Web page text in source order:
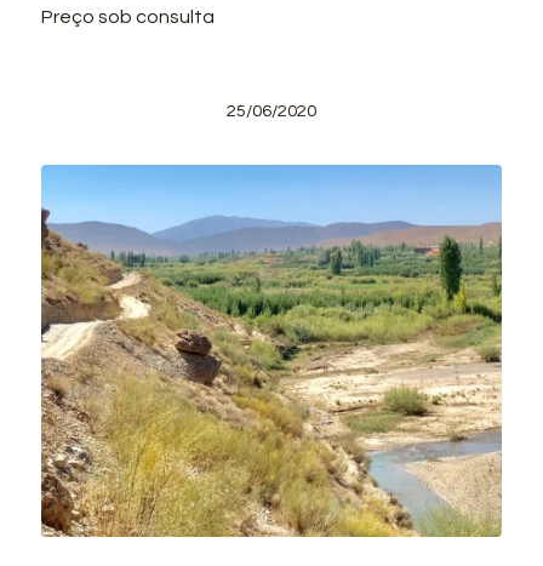
Preço sob consulta
25/06/2020